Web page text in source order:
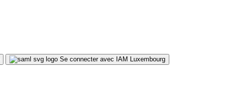
Se connecter avec IAM Luxembourg